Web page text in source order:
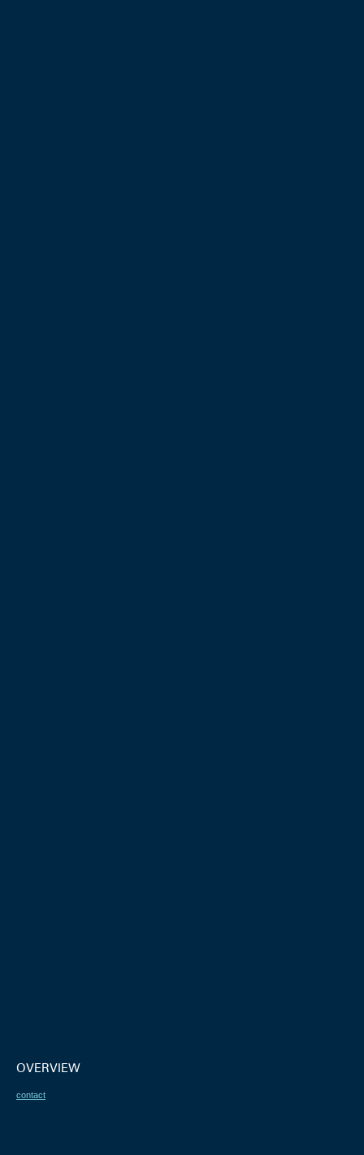
OVERVIEW
contact